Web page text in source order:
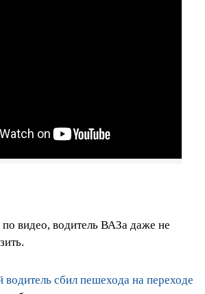
видео, водитель ВАЗа даже не
водитель сбил пешехода на переходе